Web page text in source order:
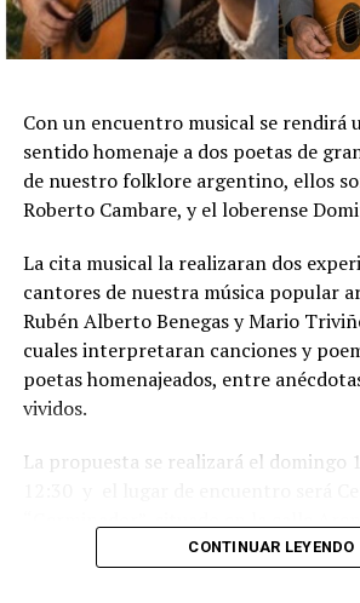
Con un encuentro musical se rendirá
sentido homenaje a dos poetas de
de nuestro folklore argentino, ellos
Roberto Cambare, y el loberense
La cita musical la realizaran dos
cantores de nuestra música popular
Rubén Alberto Benegas y Mario
cuales interpretaran canciones y
poetas homenajeados, entre
vividos.
La propuesta se realizará el domingo
“Germinador”, situado en la calle
CONTINUAR LEYENDO